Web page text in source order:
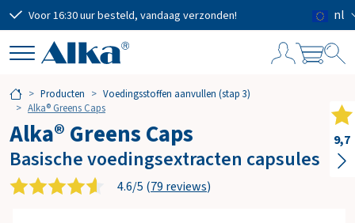
Voor 16:30 uur besteld, vandaag verzonden! nl
Producten
Voedingsstoffen aanvullen (stap 3)
Alka® Greens Caps
Alka® Greens Caps
Basische voedingsextracten capsules
4.6/5 (79 reviews)
i
k
e
w
9,7